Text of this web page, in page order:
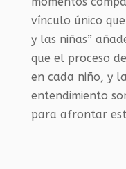
vínculo único
y las niñas”
que el proceso
en cada niño, y
entendimiento
para afrontar